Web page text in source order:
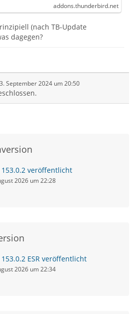
addons.thunderbird.net
(nach TB-Update
dagegen?
3. September 2024 um 20:50
veröffentlicht
2026 um 22:28
ESR veröffentlicht
2026 um 22:34